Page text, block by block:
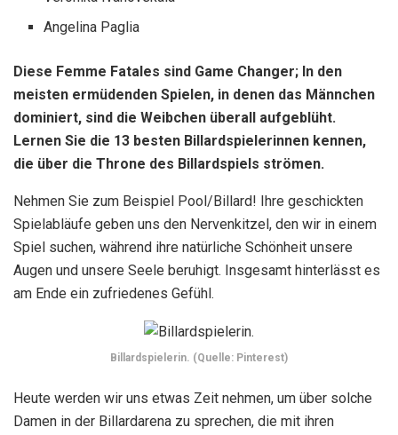
am Ende ein zufriedenes Gefühl.
Billardspielerin. (Quelle: Pinterest)
Heute werden wir uns etwas Zeit nehmen, um über solche
Damen in der Billardarena zu sprechen, die mit ihren
atemberaubenden Fähigkeiten und ihrer Schönheit
aufblühen.
13 heiße Billardspieler
Bevor wir uns mit der Liste der Hot-Pool-Spieler befassen,
allgemeiner Glaube ist. Darüber hinaus handelt es sich nicht
um eine Rangliste, da wir der Meinung sind, dass der
Vergleiche wertlos sind.